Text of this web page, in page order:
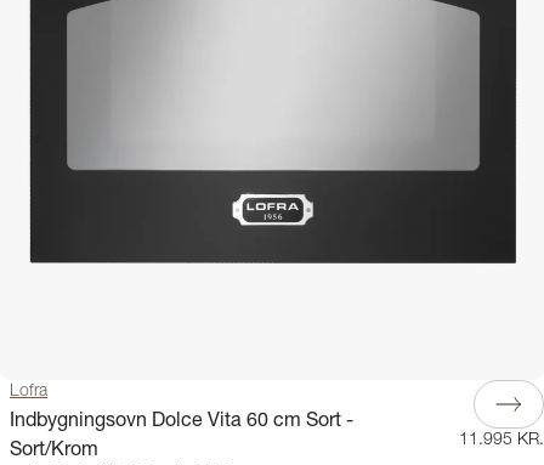
Lofra
Indbygningsovn Dolce Vita 60 cm Sort -
Sort/Krom
11.995 KR.